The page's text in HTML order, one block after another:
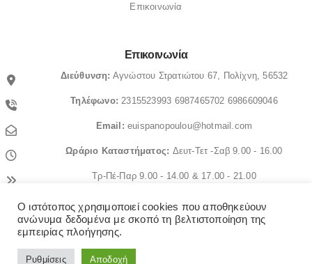
Επικοινωνία
Επικοινωνία
Διεύθυνση: Αγνώστου Στρατιώτου 67, Πολίχνη, 56532
Τηλέφωνο: 2315523993 6987465702 6986609046
Email:euispanopoulou@hotmail.com
Ωράριο Καταστήματος: Δευτ-Τετ -Σαβ 9.00 - 16.00
Τρ-Πέ-Παρ 9.00 - 14.00 & 17.00 - 21.00
© OrthopedicaMS. 2022. All Rights Reserved
Ο ιστότοπος χρησιμοποιεί cookies που αποθηκεύουν
ανώνυμα δεδομένα με σκοπό τη βελτιστοποίηση της
εμπειρίας πλοήγησης.
Ρυθμίσεις Αποδοχή